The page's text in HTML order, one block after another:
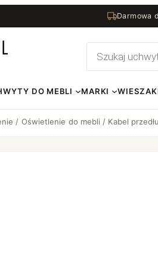
Darmowa
Wyszukiwarka
produktów
DO MEBLI MARKI
/ Oświetlenie do mebli / Kabel